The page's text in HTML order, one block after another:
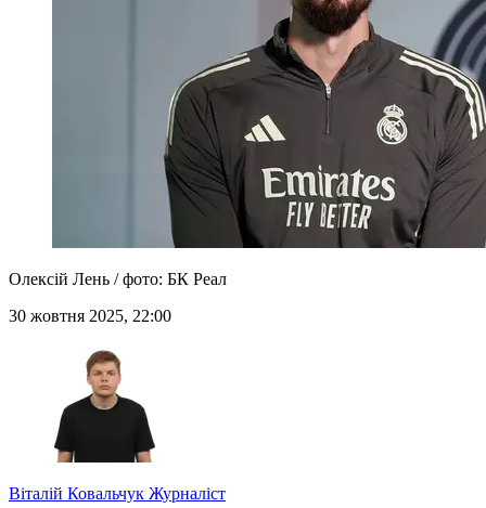
Олексій Лень / фото: БК Реал
30 жовтня 2025, 22:00
Віталій Ковальчук Журналіст